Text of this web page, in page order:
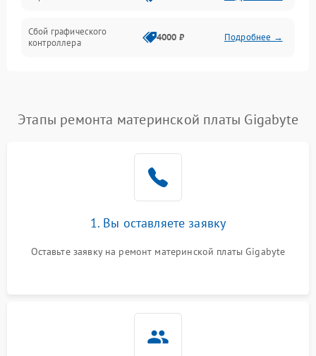
Сбой графического
контроллера
4000 ₽ Подробнее →
Этапы ремонта материнской платы Gigabyte
1. Вы оставляете заявку
Оставьте заявку на ремонт материнской платы Gigabyte